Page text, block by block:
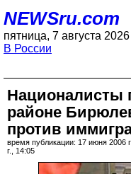
NEWSru.com
пятница, 7 августа 2026
В России
Националисты
районе
против
время публикации: 17 июня 2006
г., 14:05